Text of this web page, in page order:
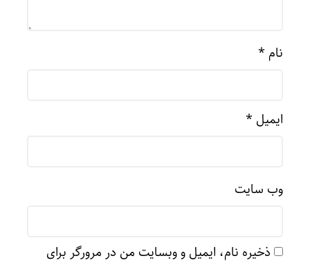
نام *
ایمیل *
وب‌ سایت
ذخیره نام، ایمیل و وبسایت من در مرورگر برای